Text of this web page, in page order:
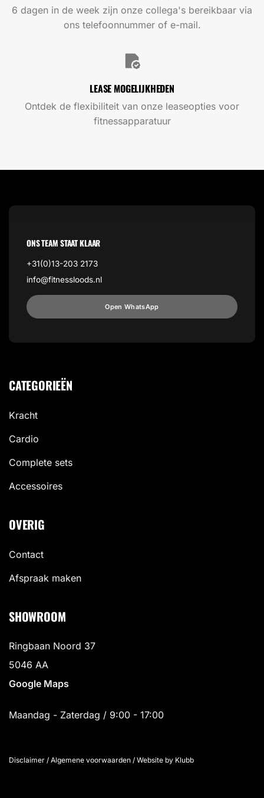
6 dagen in de week zijn onze collega's bereikbaar via
ons telefoonnummer of e-mail.
LEASE MOGELIJKHEDEN
Ontdek de flexibiliteit van onze leaseopties voor
fitnessapparatuur
ONS TEAM STAAT KLAAR
+31(0)13-203 2173
info@fitnessloods.nl
Open WhatsApp
CATEGORIEËN
Kracht
Cardio
Complete sets
Accessoires
OVERIG
Contact
Afspraak maken
SHOWROOM
Ringbaan Noord 37
5046 AA
Google Maps
Maandag - Zaterdag / 9:00 - 17:00
Disclaimer / Algemene voorwaarden / Website by Klubb